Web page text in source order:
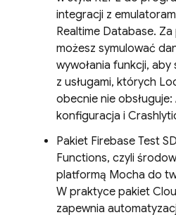
integracji z
Realtime Database.
możesz symulować
wywołania funkcji,
z usługami, których
obecnie nie
konfiguracja i
Pakiet Firebase Test
Functions, czyli
platformą Mocha do
W praktyce pakiet
zapewnia